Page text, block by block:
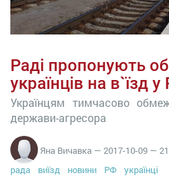
Раді пропонують
українців на в`їзд
Українцям тимчасово
держави-агресора
Яна Вичавка — 2017-10-09 —
рада
виїзд новини РФ українці